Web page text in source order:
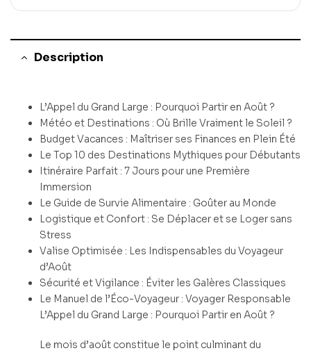
Description
L’Appel du Grand Large : Pourquoi Partir en Août ?
Météo et Destinations : Où Brille Vraiment le Soleil ?
Budget Vacances : Maîtriser ses Finances en Plein Été
Le Top 10 des Destinations Mythiques pour Débutants
Itinéraire Parfait : 7 Jours pour une Première
Immersion
Le Guide de Survie Alimentaire : Goûter au Monde
Logistique et Confort : Se Déplacer et se Loger sans
Stress
Valise Optimisée : Les Indispensables du Voyageur
d’Août
Sécurité et Vigilance : Éviter les Galères Classiques
Le Manuel de l’Éco-Voyageur : Voyager Responsable
L’Appel du Grand Large : Pourquoi Partir en Août ?
Le mois d’août constitue le point culminant du